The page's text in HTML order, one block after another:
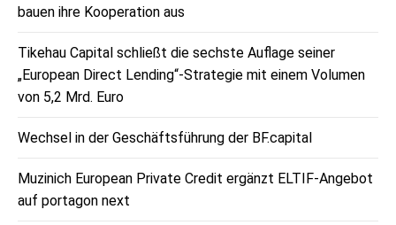
bauen ihre Kooperation aus
Tikehau Capital schließt die sechste Auflage seiner
„European Direct Lending“-Strategie mit einem Volumen
von 5,2 Mrd. Euro
Wechsel in der Geschäftsführung der BF.capital
Muzinich European Private Credit ergänzt ELTIF-Angebot
auf portagon next